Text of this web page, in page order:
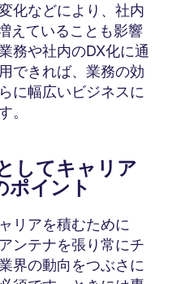
化などにより、社内
えていることも影響
務や社内のDX化に通
できれば、業務の効
に幅広いビジネスに
。
してキャリア
ポイント
リアを積むために
ンテナを張り常にチ
界の動向をつぶさに